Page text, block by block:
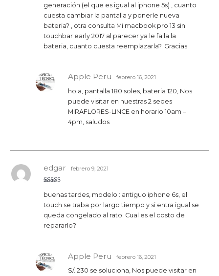
generación (el que es igual al iphone 5s) , cuanto
cuesta cambiar la pantalla y ponerle nueva
bateria? , otra consulta Mi macbook pro 13 sin
touchbar early 2017 al parecer ya le falla la
bateria, cuanto cuesta reemplazarla?. Gracias
Apple Peru febrero 16, 2021
hola, pantalla 180 soles, bateria 120, Nos
puede visitar en nuestras 2 sedes
MIRAFLORES-LINCE en horario 10am –
4pm, saludos
con5de 5
edgar febrero 9, 2021
buenas tardes, modelo : antiguo iphone 6s, el
touch se traba por largo tiempo y si entra igual se
queda congelado al rato. Cual es el costo de
repararlo?
Apple Peru febrero 16, 2021
S/. 230 se soluciona, Nos puede visitar en